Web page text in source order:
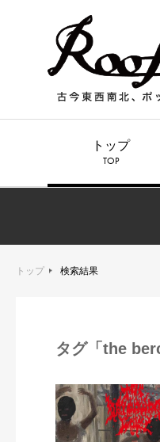
トップ
TOP
トップ 検索結果
タグ「the